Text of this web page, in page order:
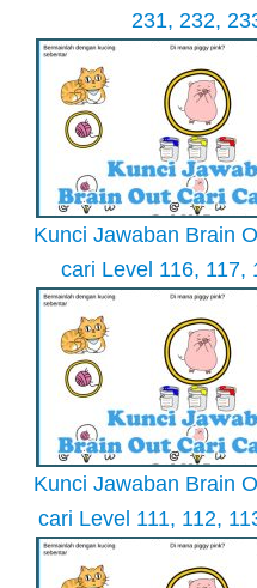
231, 232,
Kunci Jawaban Brain
cari Level 116, 117,
Kunci Jawaban Brain
cari Level 111, 112,